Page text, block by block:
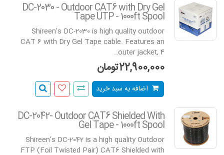
DC-2030 - Outdoor CAT6 with Dry Gel
Tape UTP - 1000ft Spool
Shireen's DC-2030 is high quality outdoor
CAT 6 with Dry Gel Tape cable. Features an
outer jacket, 4..
22,900,000تومان
اضافه به سبد خرید
DC-2042- Outdoor CAT6 Shielded With
Gel Tape - 1000ft Spool
Shireen's DC-2042 is a high quality Outdoor
FTP (Foil Twisted Pair) CAT6 Shielded with